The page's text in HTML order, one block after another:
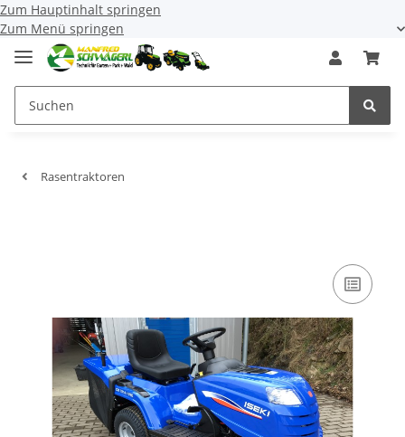
Zum Hauptinhalt springen
Zum Menü springen
Rasentraktoren